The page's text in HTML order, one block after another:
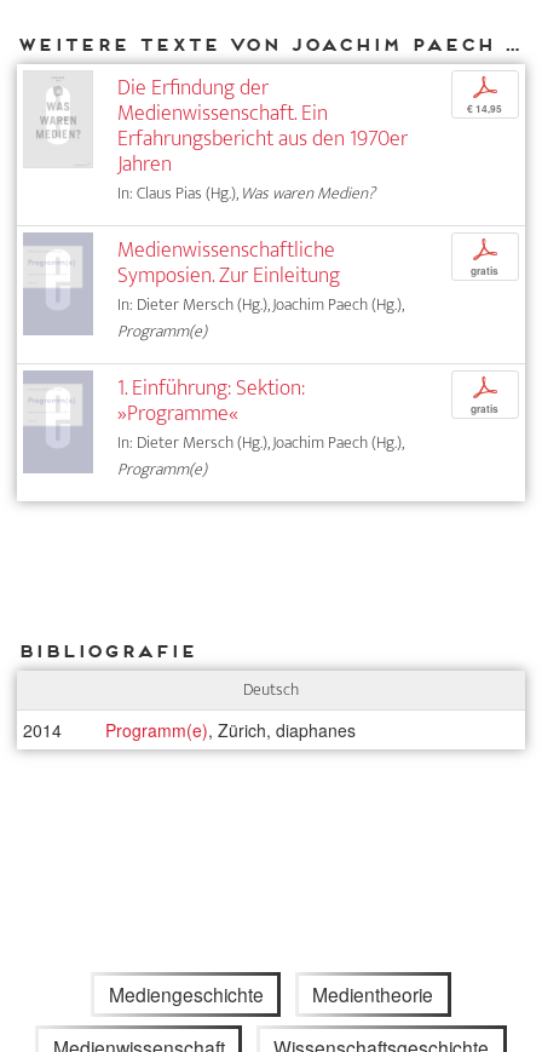
Weitere Texte von Joachim Paech bei DIAPHANES
Die Erfindung der
Medienwissenschaft. Ein
Erfahrungsbericht aus den 1970er
Jahren
In: Claus Pias (Hg.),Was waren Medien?
p
€ 14,95
Medienwissenschaftliche
Symposien. Zur Einleitung
In: Dieter Mersch (Hg.), Joachim Paech (Hg.),
Programm(e)
p
gratis
1. Einführung: Sektion:
»Programme«
In: Dieter Mersch (Hg.), Joachim Paech (Hg.),
Programm(e)
p
gratis
Bibliografie
Deutsch
2014 Programm(e), Zürich, diaphanes
Mediengeschichte Medientheorie